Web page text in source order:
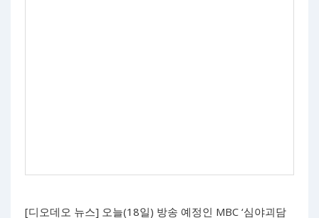
[디오데오 뉴스] 오늘(18일) 방송 예정인 MBC ‘심야괴담